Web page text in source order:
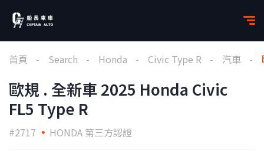
首頁 Search Honda Civic Type R 汽車
歐規 . 全新車 2025 Honda Civic
FL5 Type R
#2717 HONDA 第三方認證